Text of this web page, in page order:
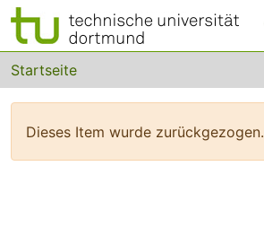
Bereiche & Sammlungen
Das gesamte Repositorium
FAQ
Startseite
Dieses Item wurde zurückgezogen.